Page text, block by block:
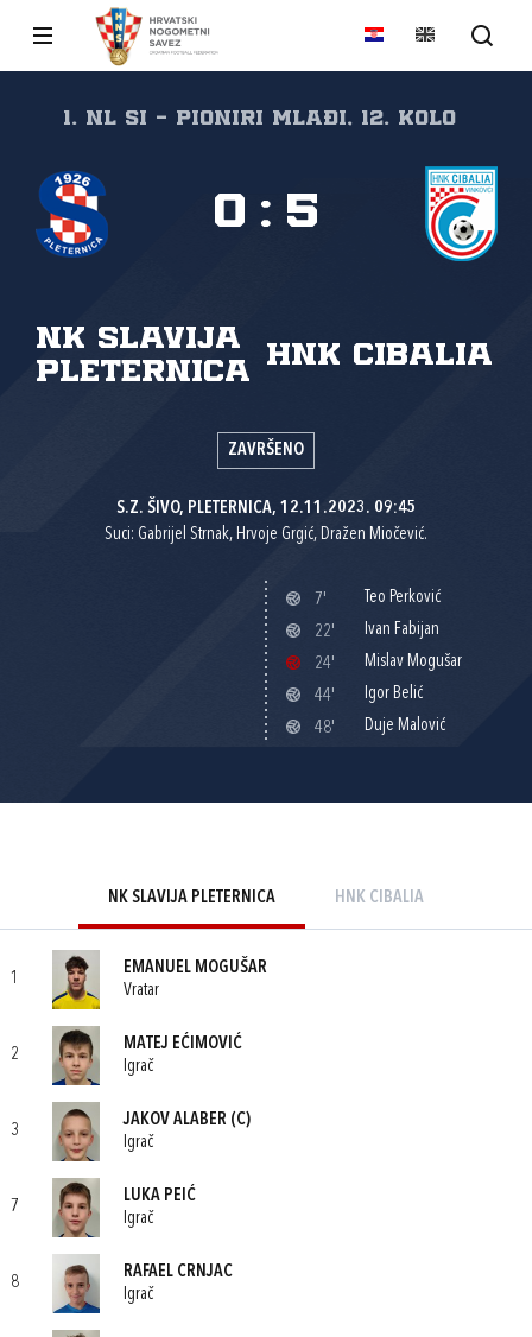
1. NL SI - Pioniri mlađi, 12. kolo
NK Slavija
Pleternica
HNK Cibalia
0 : 5
ZAVRŠENO
S.Z. ŠIVO, PLETERNICA, 12.11.2023. 09:45
Suci: Gabrijel Strnak, Hrvoje Grgić, Dražen Miočević.
7'
Teo Perković
22'
Ivan Fabijan
24'
Mislav Mogušar
44'
Igor Belić
48'
Duje Malović
NK SLAVIJA PLETERNICA HNK CIBALIA
1
EMANUEL MOGUŠAR
Vratar
2
MATEJ EĆIMOVIĆ
Igrač
3
JAKOV ALABER (C)
Igrač
7
LUKA PEIĆ
Igrač
8
RAFAEL CRNJAC
Igrač